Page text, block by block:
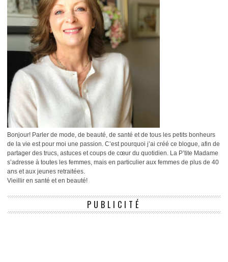
Bonjour! Parler de mode, de beauté, de santé et de tous les petits bonheurs
de la vie est pour moi une passion. C’est pourquoi j’ai créé ce blogue, afin de
partager des trucs, astuces et coups de cœur du quotidien. La P’tite Madame
s’adresse à toutes les femmes, mais en particulier aux femmes de plus de 40
ans et aux jeunes retraitées.
Vieillir en santé et en beauté!
PUBLICITÉ